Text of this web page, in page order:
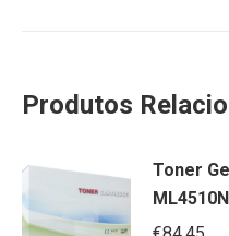
Produtos
Toner